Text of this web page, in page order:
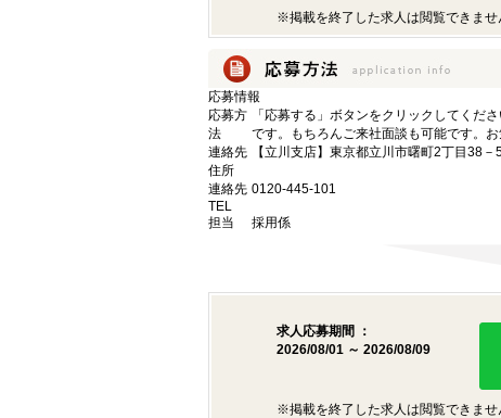
※掲載を終了した求人は閲覧できませ
応募情報
応募方
法
「応募する」ボタンをクリックしてくだ
です。もちろんご来社面談も可能です。お
連絡先
住所
【立川支店】東京都立川市曙町2丁目38
連絡先
TEL
0120-445-101
担当 採用係
求人応募期間 ：
2026/08/01 ～ 2026/08/09
※掲載を終了した求人は閲覧できませ